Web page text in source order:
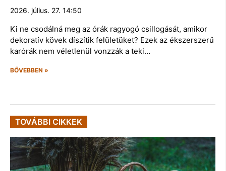
2026. július. 27. 14:50
Ki ne csodálná meg az órák ragyogó csillogását, amikor
dekoratív kövek díszítik felületüket? Ezek az ékszerszerű
karórák nem véletlenül vonzzák a teki…
BŐVEBBEN »
TOVÁBBI CIKKEK